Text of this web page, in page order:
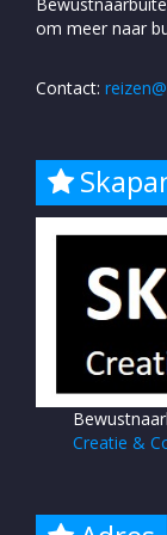
om meer naar
Contact:
Creatie &